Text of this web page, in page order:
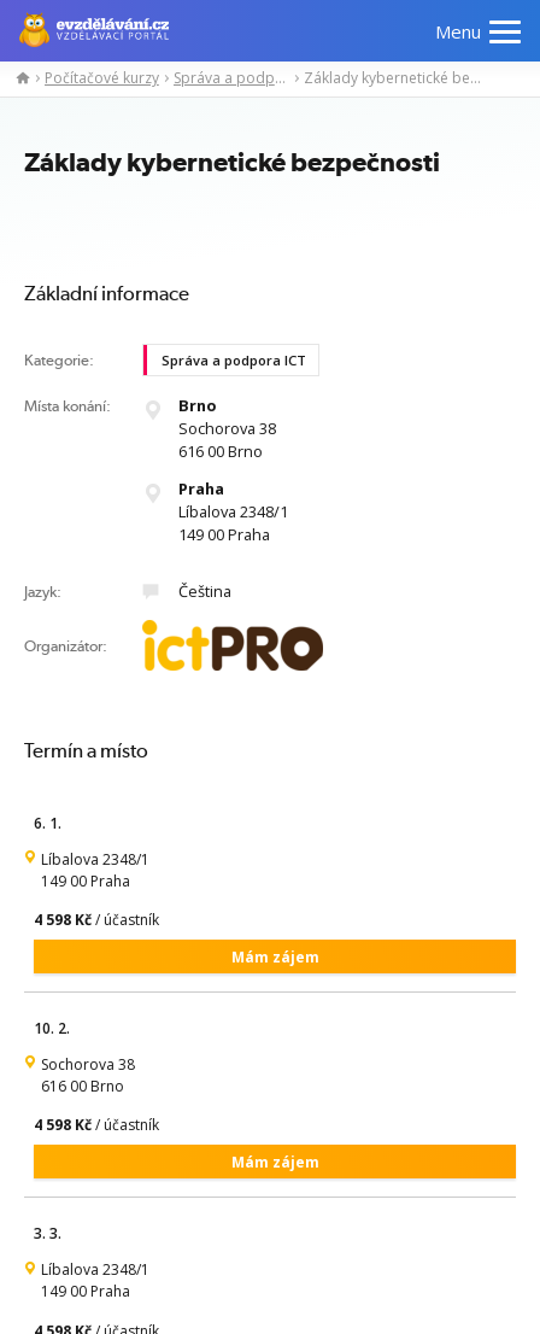
Menu
Manažerské
Odborné
Počítačové
Počítačové kurzy Správa a podpora ICT Základy kybernetické bezpečnosti
Základy kybernetické bezpečnosti
Základní informace
Kategorie: Správa a podpora ICT
Místa konání:
Brno
Sochorova 38
616 00 Brno
Praha
Líbalova 2348/1
149 00 Praha
Jazyk: Čeština
Organizátor:
Termín a místo
6. 1.
Líbalova 2348/1
149 00 Praha
4 598 Kč/ účastník
Mám zájem
10. 2.
Sochorova 38
616 00 Brno
4 598 Kč/ účastník
Mám zájem
3. 3.
Líbalova 2348/1
149 00 Praha